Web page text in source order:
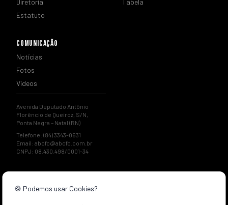
Diretoria
Estatuto
Tabela
COMUNICAÇÃO
Notícias
Fotos
Vídeos
Avenida Deputado Antônio
Florêncio de Queiroz, S/N,
Ponta Negra – Natal (RN)
Telefone: (84) 3343-0631
Email: abcfc@abcfc.com.br
CNPJ: 08.430.498/0001-34
🍪 Podemos usar Cookies?